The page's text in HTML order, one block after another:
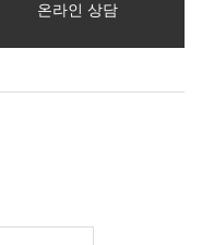
온라인 상담